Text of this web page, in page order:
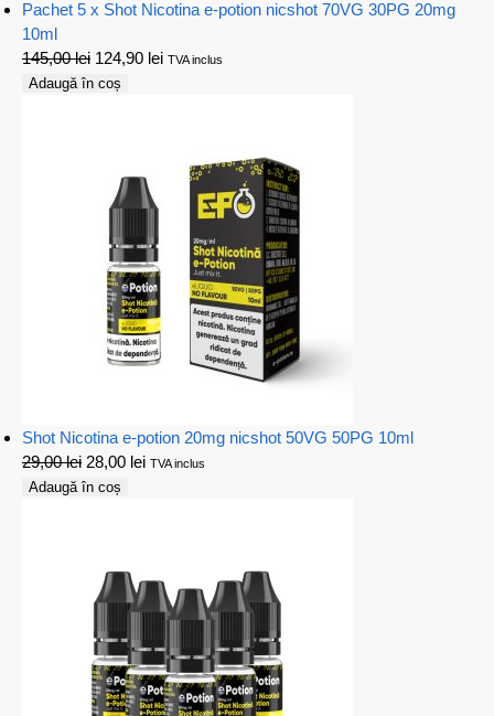
Pachet 5 x Shot Nicotina e-potion nicshot 70VG 30PG 20mg
10ml
145,00lei 124,90 lei TVA inclus
Adaugă în coș
Shot Nicotina e-potion 20mg nicshot 50VG 50PG 10ml
29,00lei 28,00 lei TVA inclus
Adaugă în coș